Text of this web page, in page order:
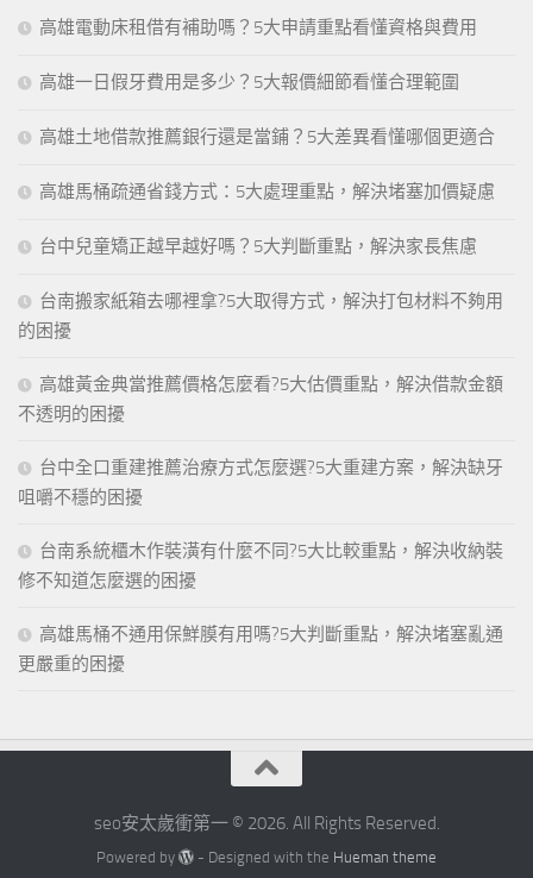
高雄電動床租借有補助嗎？5大申請重點看懂資格與費用
高雄一日假牙費用是多少？5大報價細節看懂合理範圍
高雄土地借款推薦銀行還是當鋪？5大差異看懂哪個更適合
高雄馬桶疏通省錢方式：5大處理重點，解決堵塞加價疑慮
台中兒童矯正越早越好嗎？5大判斷重點，解決家長焦慮
台南搬家紙箱去哪裡拿?5大取得方式，解決打包材料不夠用
的困擾
高雄黃金典當推薦價格怎麼看?5大估價重點，解決借款金額
不透明的困擾
台中全口重建推薦治療方式怎麼選?5大重建方案，解決缺牙
咀嚼不穩的困擾
台南系統櫃木作裝潢有什麼不同?5大比較重點，解決收納裝
修不知道怎麼選的困擾
高雄馬桶不通用保鮮膜有用嗎?5大判斷重點，解決堵塞亂通
更嚴重的困擾
seo安太歲衝第一 © 2026. All Rights Reserved.
Powered by - Designed with the Hueman theme